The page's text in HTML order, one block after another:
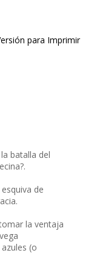
para Imprimir
batalla del
de
la ventaja
(o